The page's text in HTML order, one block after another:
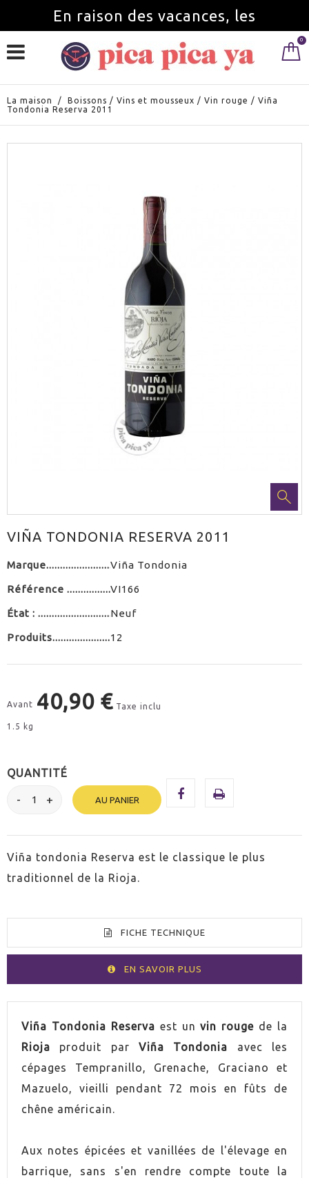
En raison des vacances, les
commandes seront servies à partir du 0
La maison / Boissons / Vins et mousseux / Vin rouge / Viña
Tondonia Reserva 2011
VIÑA TONDONIA RESERVA 2011
Marque Viña Tondonia
Référence VI166
État : Neuf
Produits 12
Avant 40,90 € Taxe inclu
1.5 kg
QUANTITÉ
AU PANIER
Viña tondonia Reserva est le classique le plus
traditionnel de la Rioja.
FICHE TECHNIQUE
EN SAVOIR PLUS
VOLUMEN
GRADUACIÓN 13,0%
UVA Tempranillo
Viña Tondonia Reserva est unvin rouge de la
Rioja produit par Viña Tondonia avec les
cépages Tempranillo, Grenache, Graciano et
Mazuelo, vieilli pendant 72 mois en fûts de
chêne américain.
Aux notes épicées et vanillées de l'élevage en
barrique, sans s'en rendre compte toute la